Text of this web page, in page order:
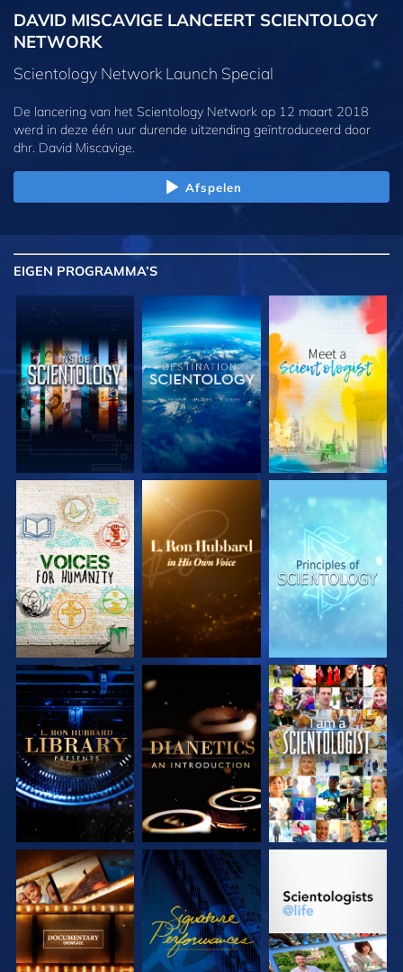
DAVID MISCAVIGE LANCEERT SCIENTOLOGY
NETWORK
Scientology Network Launch Special
De lancering van het Scientology Network op 12 maart 2018
werd in deze één uur durende uitzending geïntroduceerd door
dhr. David Miscavige.
Afspelen
EIGEN PROGRAMMA’S
VERKEN DE SERIE VERKEN DE SERIE VERKEN DE SERIE
VERKEN DE SERIE VERKEN DE SERIE KIJK
VERKEN DE SERIE KIJK VERKEN DE SERIE